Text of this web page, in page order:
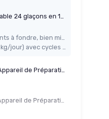
Machine à glaçons, Ice Maker en acier inoxydable 24 glaçons en 14-18 min., 20kg/24h, réservoir d'eau de 3,2L, préparateur de glaçons autonettoyant avec 2 types de remplissage d'eau, pour Silber Eiswürfel
Produit de vrais cubes pleins, denses et lents à fondre, bien mieux que les glaçons creux basiques
Grosse capacité de production (jusqu’à 20 kg/jour) avec cycles rapides de 24 glaçons en 14-18 minutes